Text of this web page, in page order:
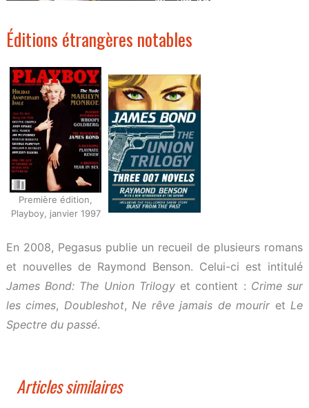
Éditions étrangères notables
Première édition,
Playboy, janvier 1997
En 2008, Pegasus publie un recueil de plusieurs romans
et nouvelles de Raymond Benson. Celui-ci est intitulé
James Bond: The Union Trilogyet contient : Crime sur
les cimes, Doubleshot,Ne rêve jamais de mouriretLe
Spectre du passé.
Articles similaires